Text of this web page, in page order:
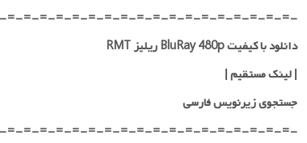
=-=-=-=-=-=-=-=-=-=-=-=-=-=-=-=-=-=-
دانلود با کیفیت BluRay 480p ریلیز RMT
|لینک مستقیم|
جستجوی زیرنویس فارسی
=-=-=-=-=-=-=-=-=-=-=-=-=-=-=-=-=-=-